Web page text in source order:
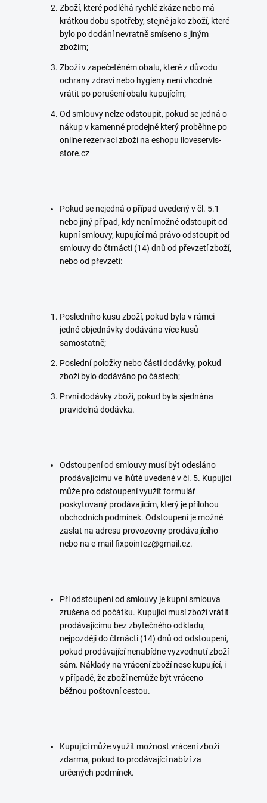
Zboží, které podléhá rychlé zkáze nebo má
krátkou dobu spotřeby, stejně jako zboží, které
bylo po dodání nevratně smíseno s jiným
zbožím;
Zboží v zapečetěném obalu, které z důvodu
ochrany zdraví nebo hygieny není vhodné
vrátit po porušení obalu kupujícím;
Od smlouvy nelze odstoupit, pokud se jedná o
nákup v kamenné prodejně který proběhne po
online rezervaci zboží na eshopu iloveservis-
store.cz
Pokud se nejedná o případ uvedený v čl. 5.1
nebo jiný případ, kdy není možné odstoupit od
kupní smlouvy, kupující má právo odstoupit od
smlouvy do čtrnácti (14) dnů od převzetí zboží,
nebo od převzetí:
Posledního kusu zboží, pokud byla v rámci
jedné objednávky dodávána více kusů
samostatně;
Poslední položky nebo části dodávky, pokud
zboží bylo dodáváno po částech;
První dodávky zboží, pokud byla sjednána
pravidelná dodávka.
Odstoupení od smlouvy musí být odesláno
prodávajícímu ve lhůtě uvedené v čl. 5. Kupující
může pro odstoupení využít formulář
poskytovaný prodávajícím, který je přílohou
obchodních podmínek. Odstoupení je možné
zaslat na adresu provozovny prodávajícího
nebo na e-mail fixpointcz@gmail.cz.
Při odstoupení od smlouvy je kupní smlouva
zrušena od počátku. Kupující musí zboží vrátit
prodávajícímu bez zbytečného odkladu,
nejpozději do čtrnácti (14) dnů od odstoupení,
pokud prodávající nenabídne vyzvednutí zboží
sám. Náklady na vrácení zboží nese kupující, i
v případě, že zboží nemůže být vráceno
běžnou poštovní cestou.
Kupující může využít možnost vrácení zboží
zdarma, pokud to prodávající nabízí za
určených podmínek.